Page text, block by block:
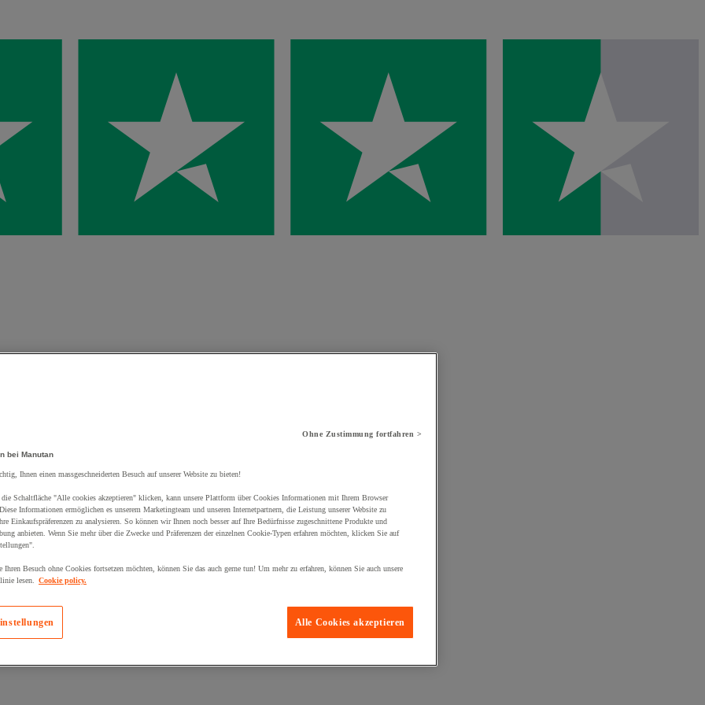
zum Warenkorb hinzugefügt:
Ohne Zustimmung fortfahren >
bei Manutan
Ihnen einen massgeschneiderten Besuch auf unserer Website zu bieten!
die Schaltfläche "Alle cookies akzeptieren" klicken, kann unsere Plattform über Cookies Informationen mit Ihrem Browser
Informationen ermöglichen es unserem Marketingteam und unseren Internetpartnern, die Leistung unserer Website zu
Einkaufspräferenzen zu analysieren. So können wir Ihnen noch besser auf Ihre Bedürfnisse zugeschnittene Produkte und
anbieten. Wenn Sie mehr über die Zwecke und Präferenzen der einzelnen Cookie-Typen erfahren möchten, klicken Sie auf
Ihren Besuch ohne Cookies fortsetzen möchten, können Sie das auch gerne tun! Um mehr zu erfahren, können Sie auch unsere
lesen.
Cookie policy.
Alle Cookies akzeptieren